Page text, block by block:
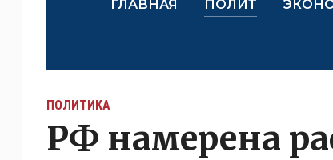
ГЛАВНАЯ ПОЛИТ
ПОЛИТИКА
РФ намерена